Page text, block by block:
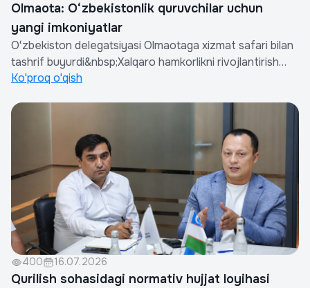
Olmaota: O‘zbekistonlik quruvchilar uchun
yangi imkoniyatlar
Oʻzbekiston delegatsiyasi Olmaotaga xizmat safari bilan
tashrif buyurdi&nbsp;Xalqaro hamkorlikni rivojlantirish
hamda o‘zbekistonlik qurilish kompaniyalarining qurilish
Oʻzbekiston delegatsiyasi Qozogʻiston Respublikasining
Ko'proq o'qish
400 16.07.2026
Qurilish sohasidagi normativ hujjat loyihasi